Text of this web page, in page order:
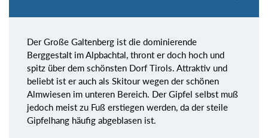
Der Große Galtenberg ist die dominierende
Berggestalt im Alpbachtal, thront er doch hoch und
spitz über dem schönsten Dorf Tirols. Attraktiv und
beliebt ist er auch als Skitour wegen der schönen
Almwiesen im unteren Bereich. Der Gipfel selbst muß
jedoch meist zu Fuß erstiegen werden, da der steile
Gipfelhang häufig abgeblasen ist.